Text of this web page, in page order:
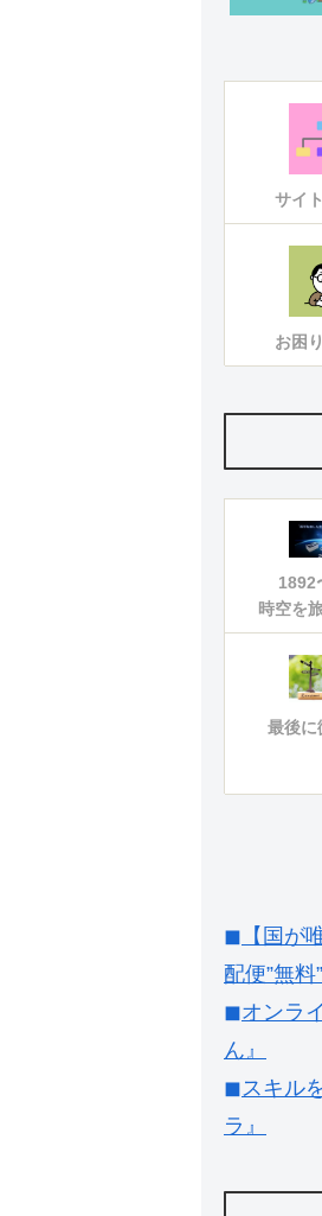
サイ
お困
1892
時空を
最後に
◼︎【国が
配便”無
◼︎オンラ
ん』
◼︎スキル
ラ』